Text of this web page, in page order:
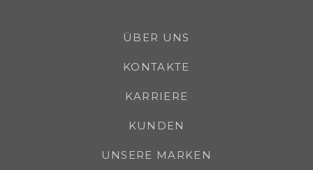
ÜBER UNS
KONTAKTE
KARRIERE
KUNDEN
UNSERE MARKEN